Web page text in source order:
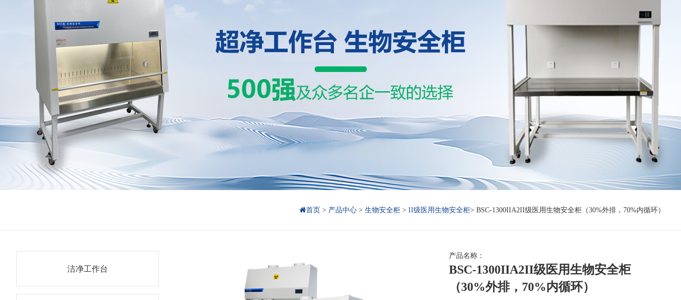
首页 > 产品中心 > 生物安全柜 > II级医用生物安全柜> BSC-1300IIA2II级医用生物安全柜（30%外排，70%内循环）
洁净工作台
产品名称：
BSC-1300IIA2II级医用生物安全柜
（30%外排，70%内循环）